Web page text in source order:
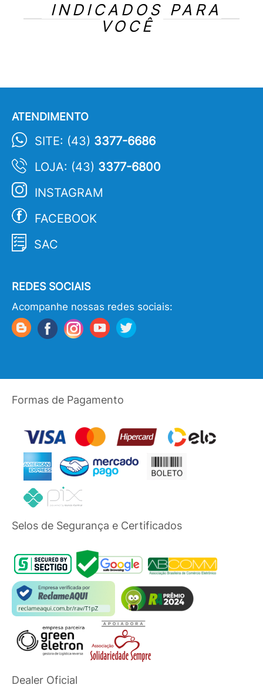
INDICADOS PARA
VOCÊ
ATENDIMENTO
SITE: (43) 3377-6686
LOJA: (43) 3377-6800
INSTAGRAM
FACEBOOK
SAC
REDES SOCIAIS
Acompanhe nossas redes sociais:
Formas de Pagamento
Selos de Segurança e Certificados
Dealer Oficial